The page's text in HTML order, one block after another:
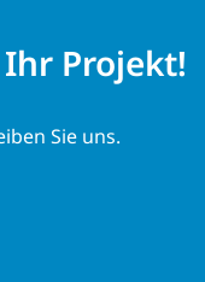
Projekt!
Sie uns.